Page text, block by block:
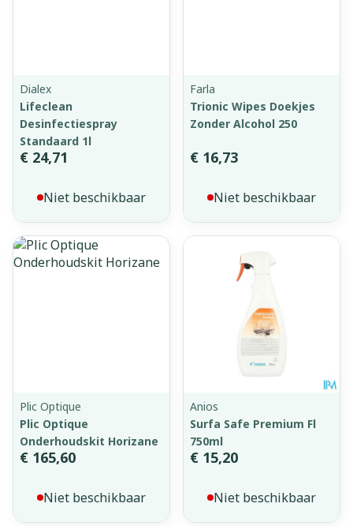
Dialex
Lifeclean
Desinfectiespray
Standaard 1l
€ 24,71
Niet beschikbaar
Farla
Trionic Wipes Doekjes
Zonder Alcohol 250
€ 16,73
Niet beschikbaar
Plic Optique
Plic Optique
Onderhoudskit Horizane
€ 165,60
Niet beschikbaar
Anios
Surfa Safe Premium Fl
750ml
€ 15,20
Niet beschikbaar